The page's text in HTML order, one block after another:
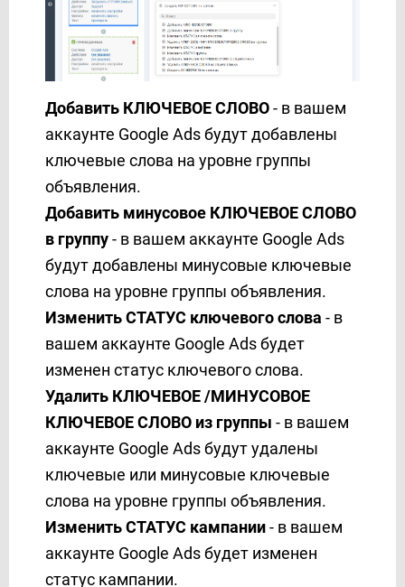
Instasent
Intel Telecom
Intercom
JSON
Justin
Kajabi
Karix
KeepinCRM
KeyCRM
Kit (ConvertKit)
Kudosity
Lemlist
LetsAds
LiqPay
Lp-CRM
MailChimp
MailerLite
MailerLite Classic
MailerSend
Mailgun
Mailigen
Добавить КЛЮЧЕВОЕ СЛОВО- в вашем
аккаунте Google Ads будут добавлены
ключевые слова на уровне группы
объявления.
Добавить минусовое КЛЮЧЕВОЕ СЛОВО
в группу- в вашем аккаунте Google Ads
будут добавлены минусовые ключевые
слова на уровне группы объявления.
Изменить СТАТУС ключевого слова - в
вашем аккаунте Google Ads будет
изменен статус ключевого слова.
Удалить КЛЮЧЕВОЕ /МИНУСОВОЕ
КЛЮЧЕВОЕ СЛОВО из группы - в вашем
аккаунте Google Ads будут удалены
ключевые или минусовые ключевые
слова на уровне группы объявления.
Изменить СТАТУС кампании- в вашем
аккаунте Google Ads будет изменен
статус кампании.